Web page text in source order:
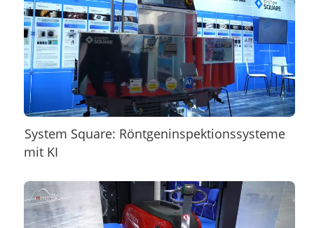
System Square: Röntgeninspektionssysteme
mit KI